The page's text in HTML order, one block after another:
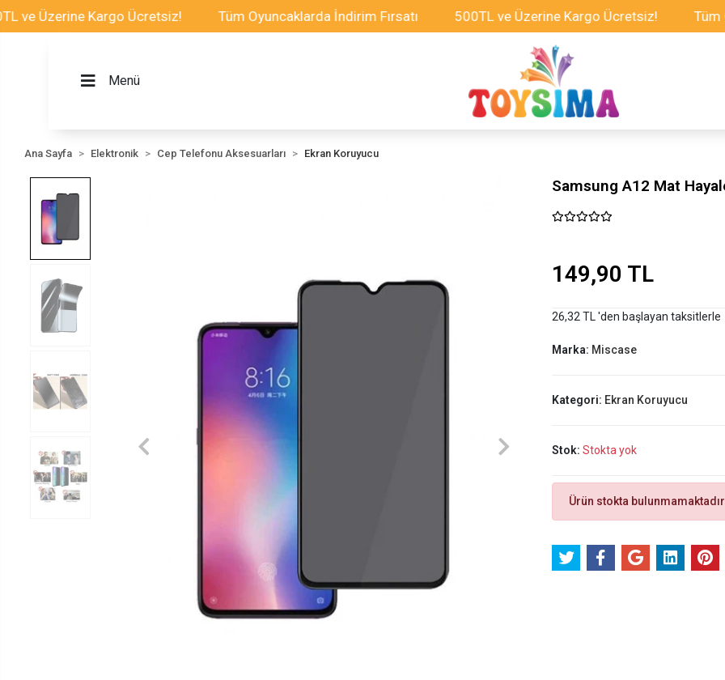
Üzerine Kargo Ücretsiz! Tüm Oyuncaklarda İndirim Fırsatı 500TL ve Üzerine Kargo Ücretsiz! Tüm
Menü
Ana Sayfa Elektronik Cep Telefonu Aksesuarları Ekran Koruyucu
Samsung A12 Mat
149,90 TL
26,32 TL 'den başlayan taksitlerle
Marka: Miscase
Kategori: Ekran Koruyucu
Stok: Stokta yok
Ürün stokta